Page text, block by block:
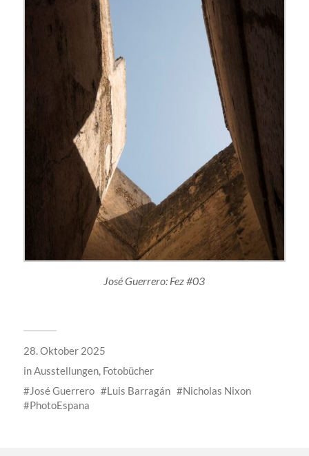
José Guerrero: Fez #03
28. Oktober 2025
inAusstellungen, Fotobücher
José Guerrero
Luis Barragán
Nicholas Nixon
PhotoEspana